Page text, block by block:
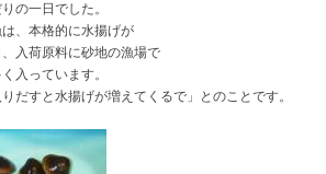
の一日でした。
、本格的に水揚げが
入荷原料に砂地の漁場で
入っています。
だすと水揚げが増えてくるで」とのことです。